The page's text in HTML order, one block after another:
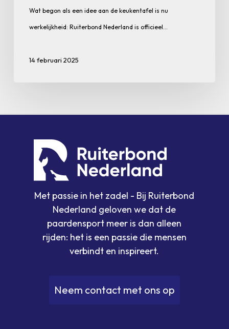
Wat begon als een idee aan de keukentafel is nu
werkelijkheid: Ruiterbond Nederland is officieel…
14 februari 2025
Met passie in het zadel - Bij Ruiterbond
Nederland geloven we dat de
paardensport meer is dan alleen
rijden: het is een passie die mensen
verbindt en inspireert.
Neem contact met ons op